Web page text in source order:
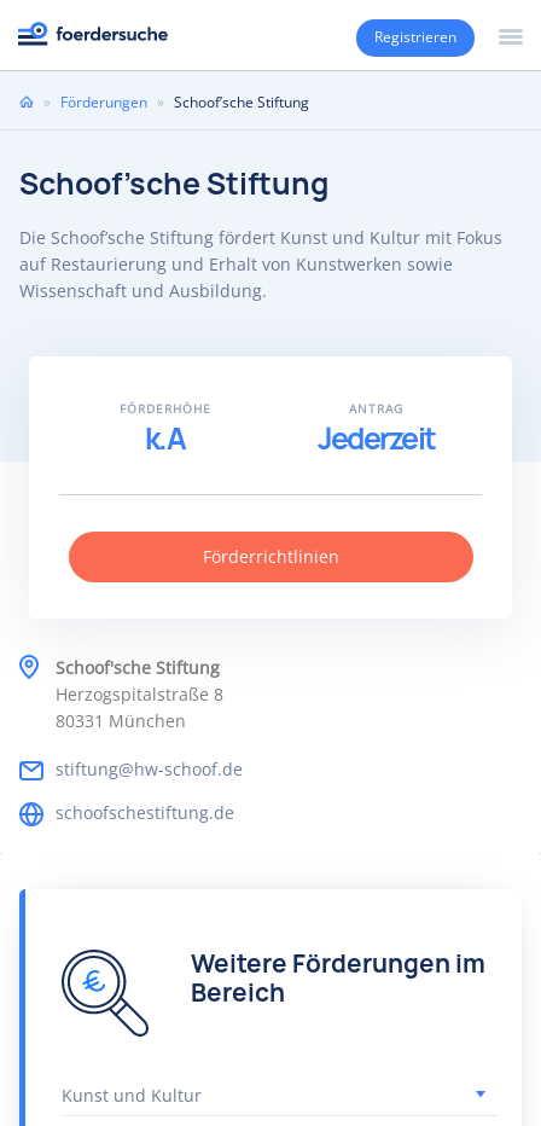
Registrieren
Sie» Förderungen » Schoof’sche Stiftung
Schoof’sche Stiftung
Die Schoof’sche Stiftung fördert Kunst und Kultur mit Fokus
auf Restaurierung und Erhalt von Kunstwerken sowie
Wissenschaft und Ausbildung.
Schoof'sche Stiftung
Herzogspitalstraße 8
80331 München
stiftung@hw-schoof.de
schoofschestiftung.de
FÖRDERHÖHE
k.A
ANTRAG
Jederzeit
Förderrichtlinien
Weitere Förderungen im
Bereich